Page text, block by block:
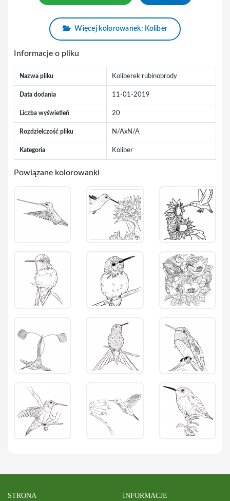
Więcej kolorowanek: Koliber
Informacje o pliku
Nazwa pliku Koliberek rubinobrody
Data dodania 11-01-2019
Liczba wyświetleń 20
Rozdzielczość pliku N/AxN/A
Kategoria Koliber
Powiązane kolorowanki
STRONA INFORMACJE